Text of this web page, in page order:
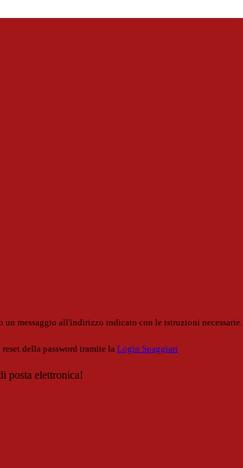
un messaggio all'indirizzo indicato con le istruzioni necessarie.
della password tramite la Login Spaggiari
posta elettronica!